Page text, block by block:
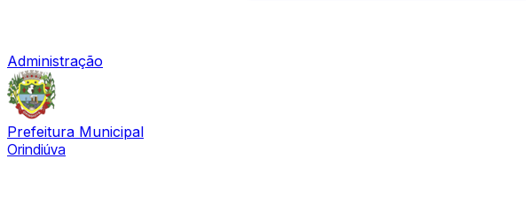
Administração
Prefeitura Municipal
Orindiúva